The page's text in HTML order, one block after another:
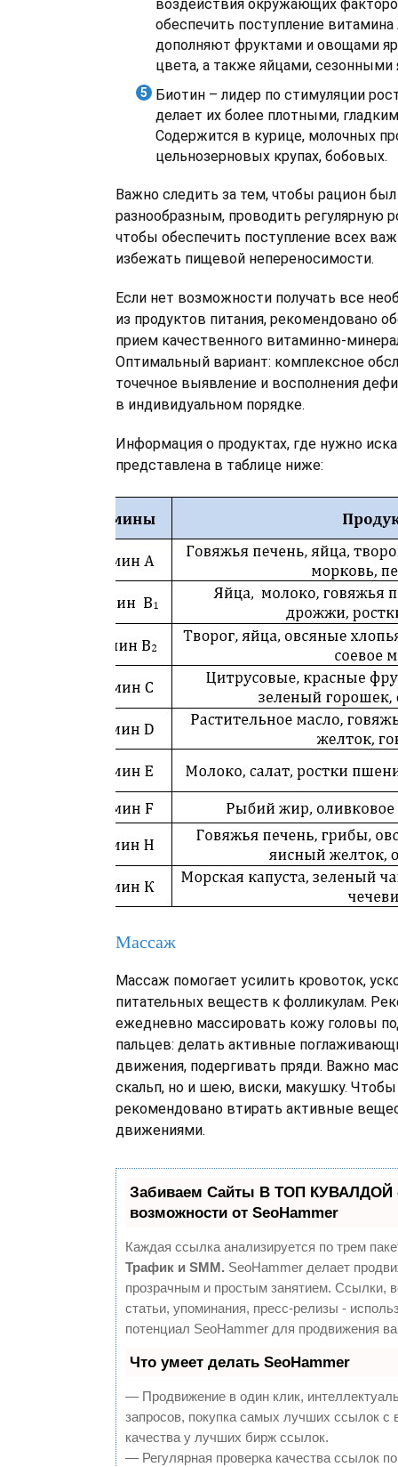
воздействия окружающих
обеспечить поступление витамина
дополняют фруктами и овощами
цвета, а также яйцами, сезонными
Биотин – лидер по стимуляции
делает их более плотными,
Содержится в курице, молочных
цельнозерновых крупах, бобовых.
Важно следить за тем, чтобы рацион
разнообразным, проводить регулярную
чтобы обеспечить поступление всех
избежать пищевой непереносимости.
Если нет возможности получать все
из продуктов питания, рекомендовано
прием качественного витаминно-
Оптимальный вариант: комплексное
точечное выявление и восполнения
в индивидуальном порядке.
Информация о продуктах, где нужно
представлена в таблице ниже:
Массаж
Массаж помогает усилить кровоток,
питательных веществ к фолликулам.
ежедневно массировать кожу головы
пальцев: делать активные
движения, подергивать пряди. Важно
скальп, но и шею, виски, макушку.
рекомендовано втирать активные
движениями.
Забиваем Сайты В ТОП КУВАЛДОЙ
возможности от SeoHammer
Каждая ссылка анализируется по трем
Трафик и SMM. SeoHammer делает
прозрачным и простым занятием. Ссылки,
статьи, упоминания, пресс-релизы -
потенциал SeoHammer для продвижения
Что умеет делать SeoHammer
— Продвижение в один клик,
запросов, покупка самых лучших ссылок с
качества у лучших бирж ссылок.
— Регулярная проверка качества ссылок